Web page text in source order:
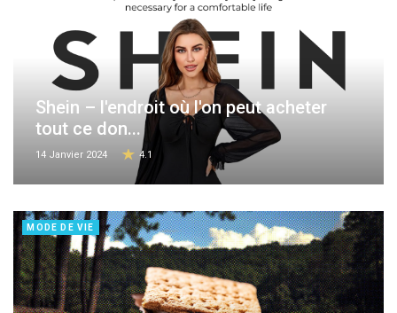
Shein – l'endroit où l'on peut acheter
tout ce don...
14 Janvier 2024 4.1
MODE DE VIE